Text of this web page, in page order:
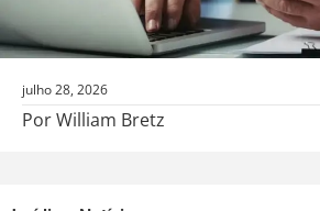
julho 28, 2026
Por William Bretz